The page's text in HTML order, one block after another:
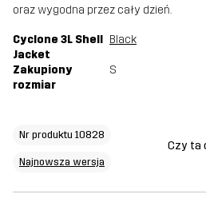
oraz wygodna przez cały dzień.
Cyclone 3L Shell
Jacket
Black
Zakupiony
rozmiar
S
Nr produktu 10828
Najnowsza wersja
Czy ta